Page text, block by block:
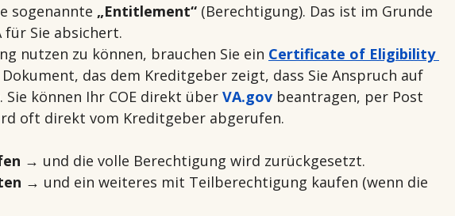
sogenannte „Entitlement“ (Berechtigung). Das ist im Grunde
für Sie absichert.
nutzen zu können, brauchen Sie ein Certificate of Eligibility
das dem Kreditgeber zeigt, dass Sie Anspruch auf
Sie können Ihr COE direkt über VA.gov beantragen, per Post
oft direkt vom Kreditgeber abgerufen.
→ und die volle Berechtigung wird zurückgesetzt.
→ und ein weiteres mit Teilberechtigung kaufen (wenn die